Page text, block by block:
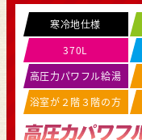
寒冷地仕様
370L
高圧力パワフル給湯
浴室が２階３階の方